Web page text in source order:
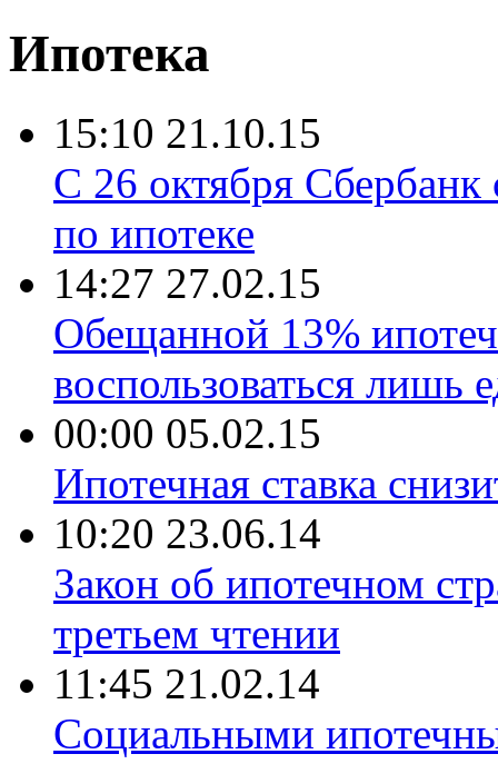
Ипотека
15:10 21.10.15
С 26 октября Сбербанк
по ипотеке
14:27 27.02.15
Обещанной 13%
воспользоваться лишь
00:00 05.02.15
Ипотечная ставка
10:20 23.06.14
Закон об ипотечном
третьем чтении
11:45 21.02.14
Социальными